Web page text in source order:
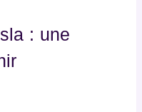
: une